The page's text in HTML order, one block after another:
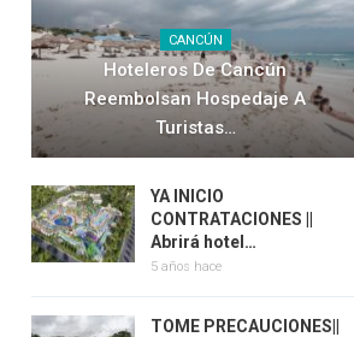
CANCÚN
Hoteleros De Cancún
Reembolsan Hospedaje A
Turistas…
YA INICIO
CONTRATACIONES ||
Abrirá hotel…
5 años hace
TOME PRECAUCIONES||